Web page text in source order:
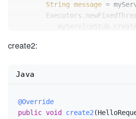
String message =
create2:
@Override
public void create2
Java